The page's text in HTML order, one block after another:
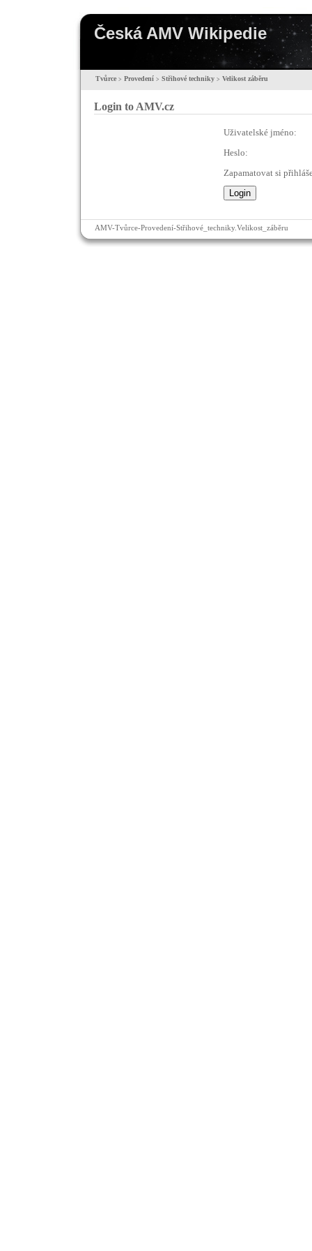
Česká AMV Wikipedie
Tvůrce > Provedení > Střihové techniky > Velikost záběru
Login to AMV.cz
Uživatelské jméno:
Heslo:
Zapamatovat si
AMV-Tvůrce-Provedení-Střihové_techniky.Velikost_záběru